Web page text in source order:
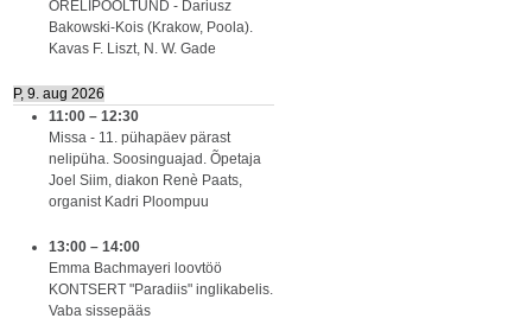
ORELIPOOLTUND - Dariusz
Bakowski-Kois (Krakow, Poola).
Kavas F. Liszt, N. W. Gade
P, 9. aug 2026
11:00 – 12:30
Missa - 11. pühapäev pärast
nelipüha. Soosinguajad. Õpetaja
Joel Siim, diakon Renè Paats,
organist Kadri Ploompuu
13:00 – 14:00
Emma Bachmayeri loovtöö
KONTSERT "Paradiis" inglikabelis.
Vaba sissepääs